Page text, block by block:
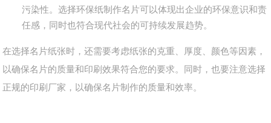
污染性。选择环保纸制作名片可以体现出企业的环保意识和责
任感，同时也符合现代社会的可持续发展趋势。
在选择名片纸张时，还需要考虑纸张的克重、厚度、颜色等因素，
以确保名片的质量和印刷效果符合您的要求。同时，也要注意选择
正规的印刷厂家，以确保名片制作的质量和效率。